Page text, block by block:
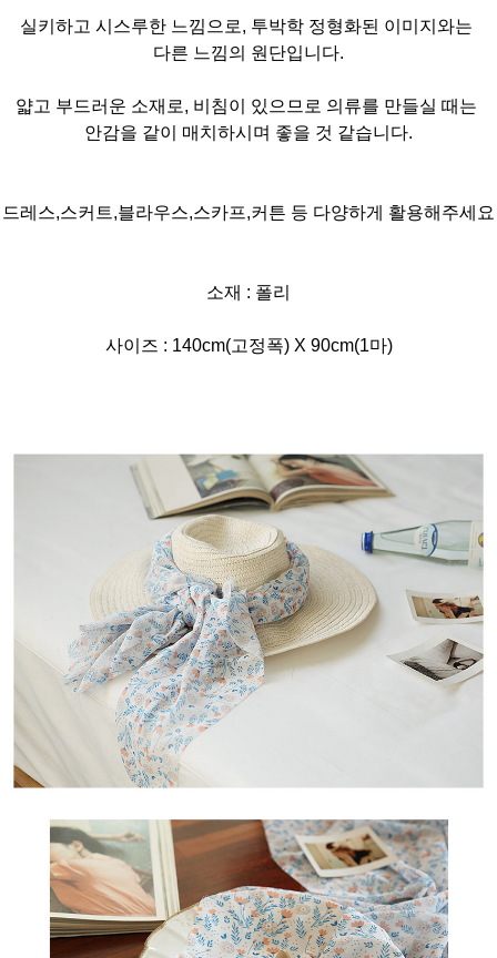
실키하고 시스루한 느낌으로, 투박학 정형화된 이미지와는
다른 느낌의 원단입니다.
얇고 부드러운 소재로, 비침이 있으므로 의류를 만들실 때는
안감을 같이 매치하시며 좋을 것 같습니다.
드레스,스커트,블라우스,스카프,커튼 등 다양하게 활용해주세요
소재 : 폴리
사이즈 : 140cm(고정폭) X 90cm(1마)